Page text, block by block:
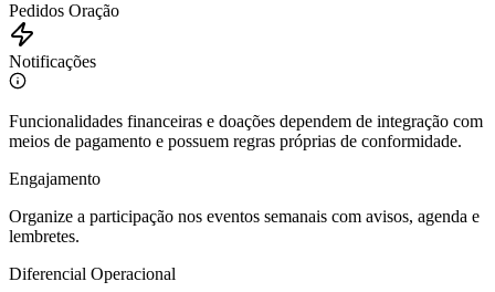
Pedidos Oração
Notificações
Funcionalidades financeiras e doações dependem de integração com
meios de pagamento e possuem regras próprias de conformidade.
Engajamento
Organize a participação nos eventos semanais com avisos, agenda e
lembretes.
Diferencial Operacional